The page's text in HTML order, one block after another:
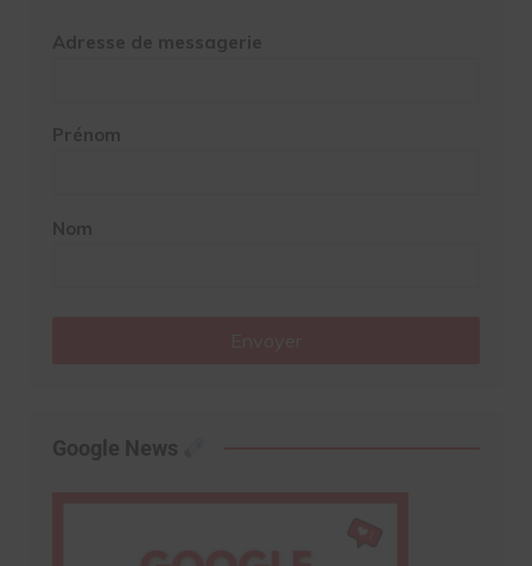
Adresse de messagerie
Prénom
Nom
Google News